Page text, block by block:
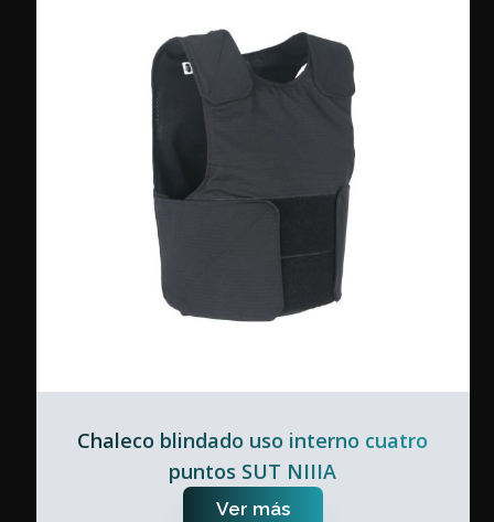
Chaleco blindado uso interno cuatro
puntos SUT NIIIA
Ver más